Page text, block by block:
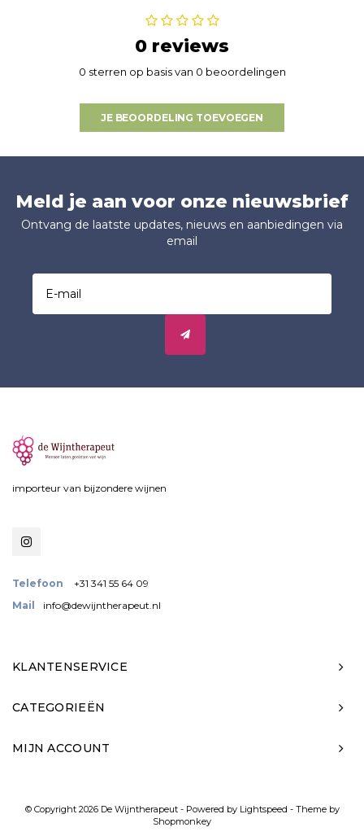
0 reviews
0 sterren op basis van 0 beoordelingen
JE BEOORDELING TOEVOEGEN
Meld je aan voor onze nieuwsbrief
Ontvang de laatste updates, nieuws en aanbiedingen via
email
importeur van bijzondere wijnen
Telefoon
+31 341 55 64 09
Mail
info@dewijntherapeut.nl
KLANTENSERVICE
CATEGORIEËN
MIJN ACCOUNT
© Copyright 2026 De Wijntherapeut - Powered by Lightspeed - Theme by
Shopmonkey